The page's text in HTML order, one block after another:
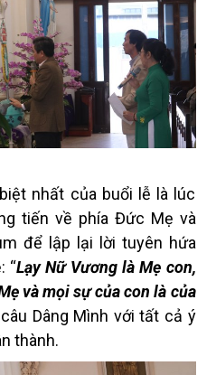
nhất của buổi lễ là lúc
tiến về phía Đức Mẹ và
để lập lại lời tuyên hứa
: “Lạy Nữ Vương là Mẹ con,
và mọi sự của con là của
Dâng Mình với tất cả ý
thành.